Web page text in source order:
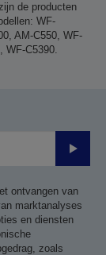
de producten
WF-
AM-C550, WF-
WF-C5390.
ontvangen van
marktanalyses
en diensten
zoals